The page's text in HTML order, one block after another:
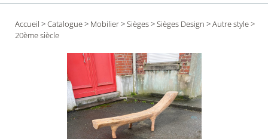
?
Accueil >Catalogue> Mobilier>Sièges>Sièges Design >Autre style>
20ème siècle